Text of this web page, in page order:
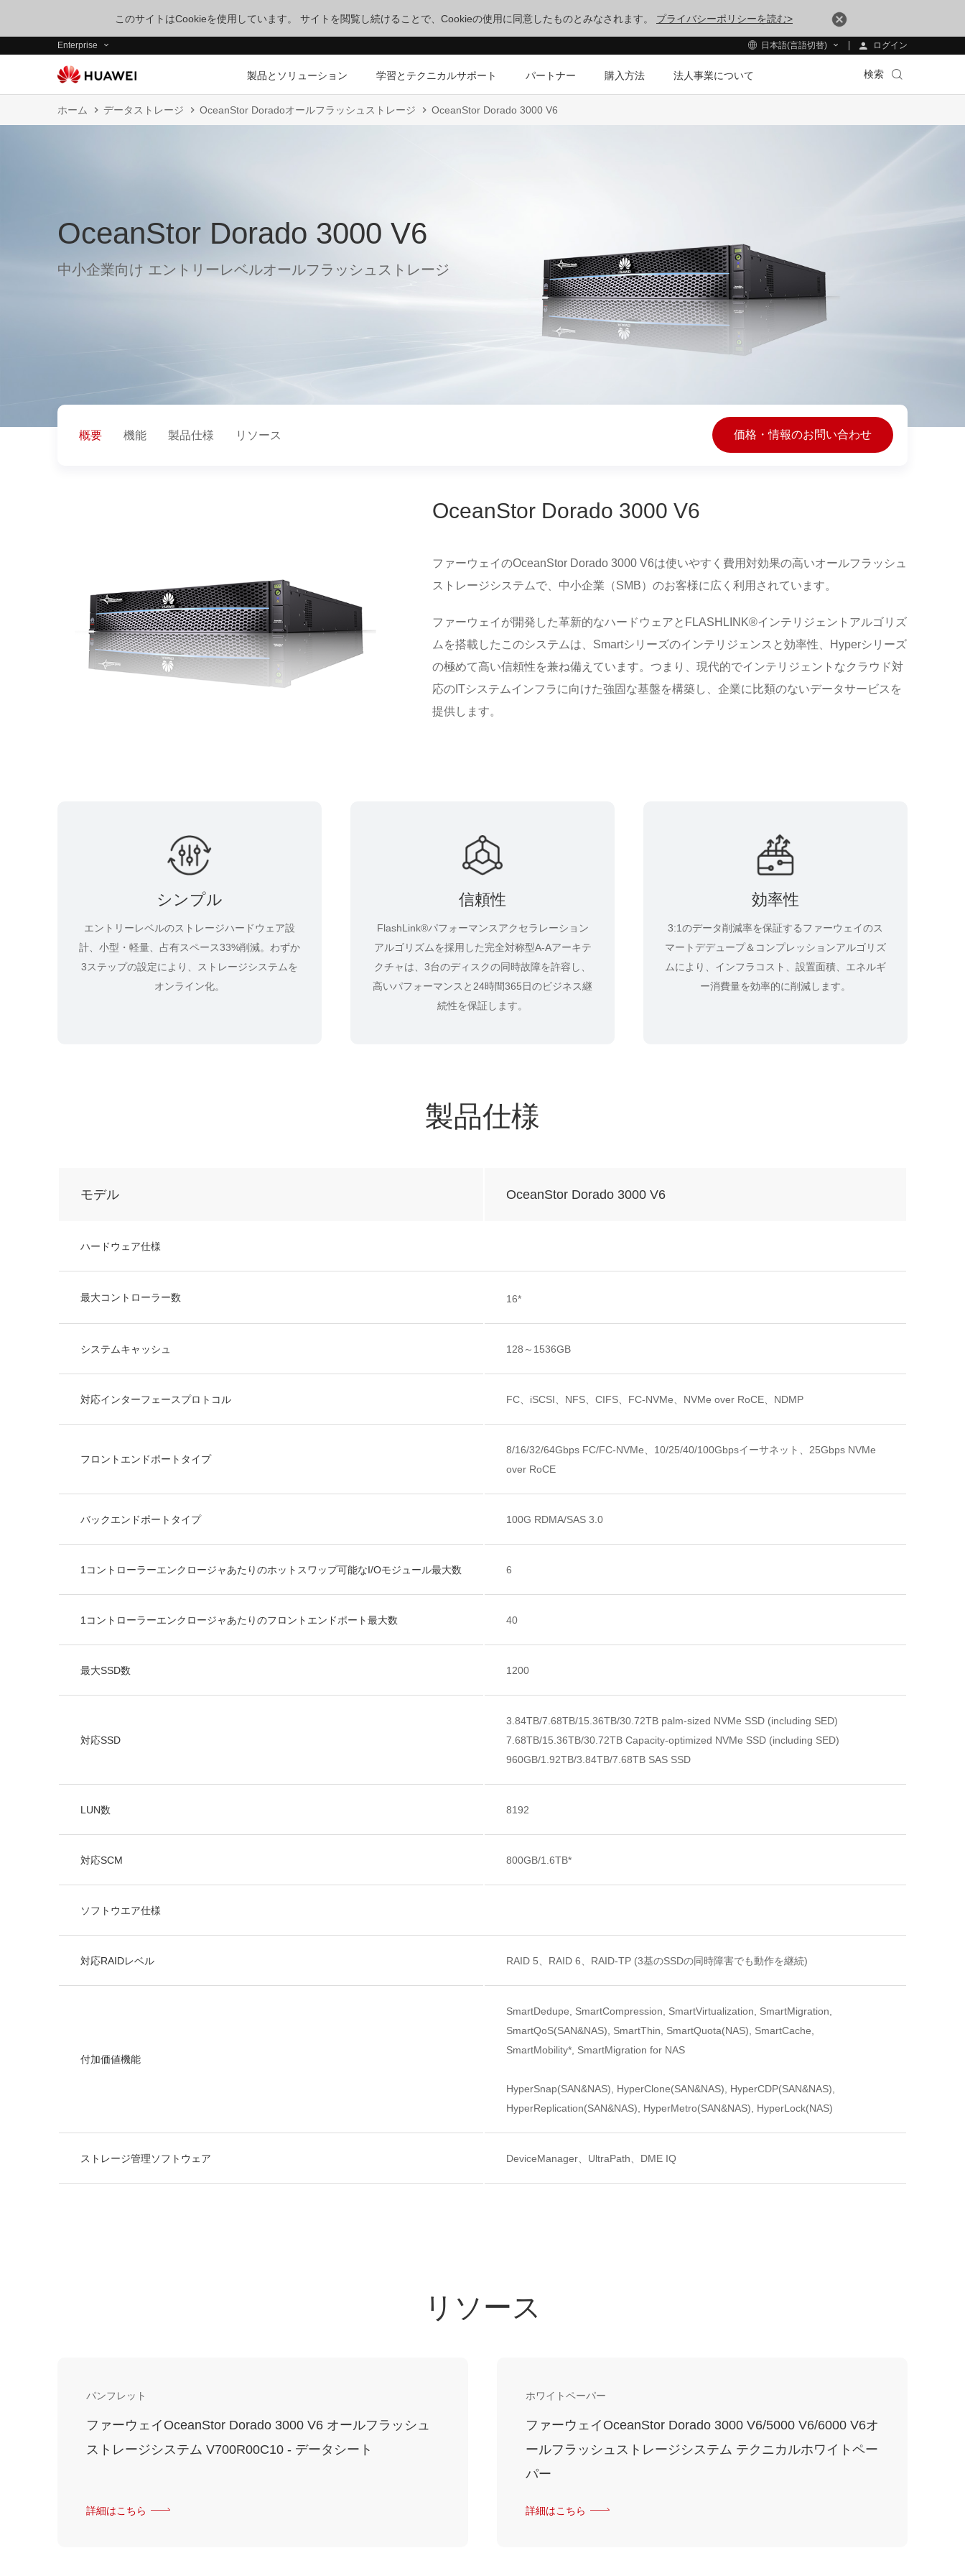
このサイトはCookieを使用しています。 サイトを閲覧し続けることで、Cookieの使用に同意したものとみなされます。 プライバシーポリシーを読む>
Enterprise 日本語(言語切替) ログイン
製品とソリューション 学習とテクニカルサポート パートナー 購入方法 法人事業について 検索
ホーム データストレージ OceanStor Doradoオールフラッシュストレージ OceanStor Dorado 3000 V6
OceanStor Dorado 3000 V6
中小企業向け エントリーレベルオールフラッシュストレージ
概要 機能 製品仕様 リソース 価格・情報のお問い合わせ
OceanStor Dorado 3000 V6
ファーウェイのOceanStor Dorado 3000 V6は使いやすく費用対効果の高いオールフラッシュ
ストレージシステムで、中小企業（SMB）のお客様に広く利用されています。
ファーウェイが開発した革新的なハードウェアとFLASHLINK®インテリジェントアルゴリズ
ムを搭載したこのシステムは、Smartシリーズのインテリジェンスと効率性、Hyperシリーズ
の極めて高い信頼性を兼ね備えています。つまり、現代的でインテリジェントなクラウド対
応のITシステムインフラに向けた強固な基盤を構築し、企業に比類のないデータサービスを
提供します。
シンプル
エントリーレベルのストレージハードウェア設
計、小型・軽量、占有スペース33%削減。わずか
3ステップの設定により、ストレージシステムを
オンライン化。
信頼性
FlashLink®パフォーマンスアクセラレーション
アルゴリズムを採用した完全対称型A-Aアーキテ
クチャは、3台のディスクの同時故障を許容し、
高いパフォーマンスと24時間365日のビジネス継
続性を保証します。
効率性
3:1のデータ削減率を保証するファーウェイのス
マートデデュープ＆コンプレッションアルゴリズ
ムにより、インフラコスト、設置面積、エネルギ
ー消費量を効率的に削減します。
製品仕様
モデル OceanStor Dorado 3000 V6
ハードウェア仕様
最大コントローラー数 16*
システムキャッシュ 128～1536GB
対応インターフェースプロトコル FC、iSCSI、NFS、CIFS、FC-NVMe、NVMe over RoCE、NDMP
フロントエンドポートタイプ
8/16/32/64Gbps FC/FC-NVMe、10/25/40/100Gbpsイーサネット、25Gbps NVMe
over RoCE
バックエンドポートタイプ 100G RDMA/SAS 3.0
1コントローラーエンクロージャあたりのホットスワップ可能なI/Oモジュール最大数 6
1コントローラーエンクロージャあたりのフロントエンドポート最大数 40
最大SSD数 1200
対応SSD
3.84TB/7.68TB/15.36TB/30.72TB palm-sized NVMe SSD (including SED)
7.68TB/15.36TB/30.72TB Capacity-optimized NVMe SSD (including SED)
960GB/1.92TB/3.84TB/7.68TB SAS SSD
LUN数 8192
対応SCM 800GB/1.6TB*
ソフトウエア仕様
対応RAIDレベル RAID 5、RAID 6、RAID-TP (3基のSSDの同時障害でも動作を継続)
付加価値機能
SmartDedupe, SmartCompression, SmartVirtualization, SmartMigration,
SmartQoS(SAN&NAS), SmartThin, SmartQuota(NAS), SmartCache,
SmartMobility*, SmartMigration for NAS
HyperSnap(SAN&NAS), HyperClone(SAN&NAS), HyperCDP(SAN&NAS),
HyperReplication(SAN&NAS), HyperMetro(SAN&NAS), HyperLock(NAS)
ストレージ管理ソフトウェア DeviceManager、UltraPath、DME IQ
リソース
パンフレット
ファーウェイOceanStor Dorado 3000 V6 オールフラッシュ
ストレージシステム V700R00C10 - データシート
詳細はこちら
ホワイトペーパー
ファーウェイOceanStor Dorado 3000 V6/5000 V6/6000 V6オ
ールフラッシュストレージシステム テクニカルホワイトペー
パー
詳細はこちら